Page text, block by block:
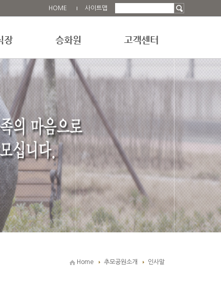
HOME 사이트맵
Home 추모공원소개 인사말